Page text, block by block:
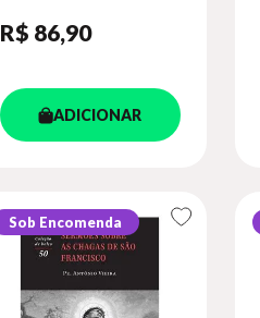
R$ 86,90
ADICIONAR
Sob Encomenda